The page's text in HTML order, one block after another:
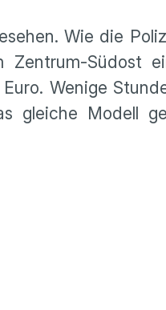
Wie die
Südost
Wenige
gleiche Modell